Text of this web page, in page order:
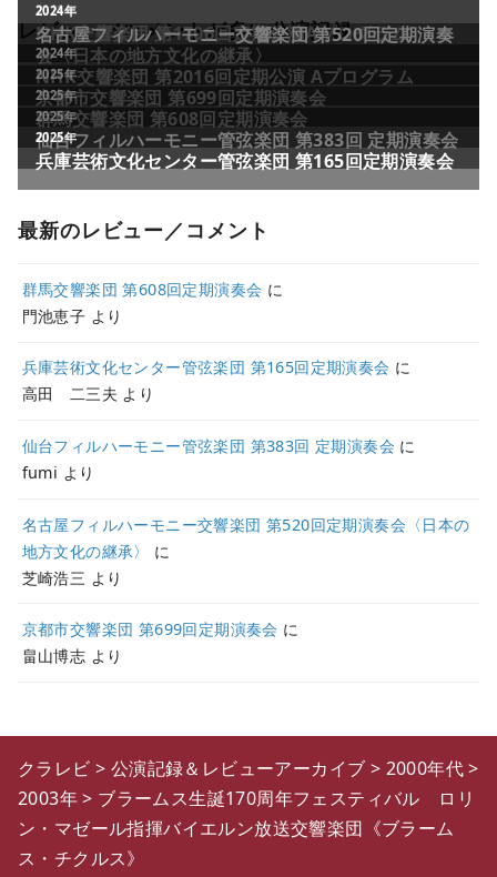
レビュー／コメントが多い公演記録
2011年
NHK交響楽団 第1706回定期公演Aプログラム
2024年
名古屋フィルハーモニー交響楽団 第520回定期演奏
会〈日本の地方文化の継承〉
2024年
NHK交響楽団 第2016回定期公演 Aプログラム
2025年
京都市交響楽団 第699回定期演奏会
2025年
群馬交響楽団 第608回定期演奏会
2025年
仙台フィルハーモニー管弦楽団 第383回 定期演奏会
2025年
兵庫芸術文化センター管弦楽団 第165回定期演奏会
最新のレビュー／コメント
群馬交響楽団 第608回定期演奏会 に
門池恵子 より
兵庫芸術文化センター管弦楽団 第165回定期演奏会 に
高田 二三夫 より
仙台フィルハーモニー管弦楽団 第383回 定期演奏会 に
fumi より
名古屋フィルハーモニー交響楽団 第520回定期演奏会〈日本の
地方文化の継承〉
に
芝崎浩三 より
京都市交響楽団 第699回定期演奏会 に
畠山博志 より
クラレビ > 公演記録＆レビューアーカイブ > 2000年代>
2003年> ブラームス生誕170周年フェスティバル ロリ
ン・マゼール指揮バイエルン放送交響楽団《ブラーム
ス・チクルス》